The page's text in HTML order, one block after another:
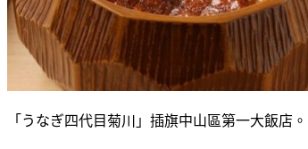
「うなぎ四代目菊川」插旗中山區第一大飯店